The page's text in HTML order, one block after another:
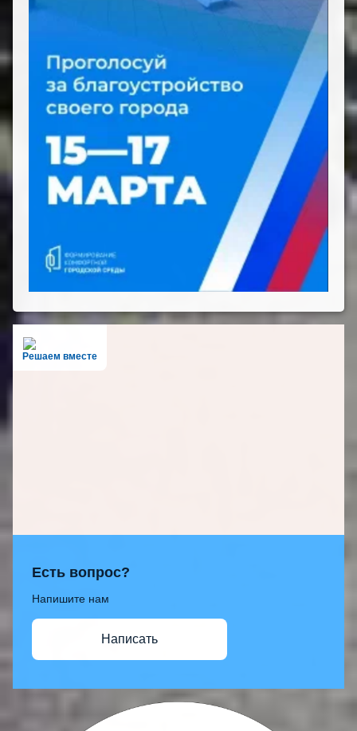
Решаем вместе
Есть вопрос?
Напишите нам
Написать